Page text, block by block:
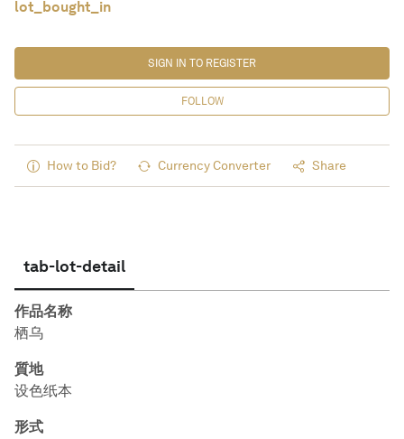
lot_bought_in
FOLLOW
SIGN IN TO REGISTER
How to Bid? Currency Converter Share
tab-lot-detail
作品名称
栖乌
質地
设色纸本
形式